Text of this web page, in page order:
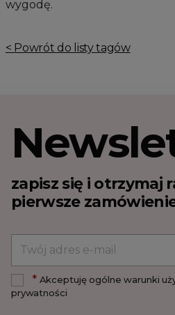
wygodę.
< Powrót do listy tagów
zapisz się i otrzymaj
pierwsze
*Akceptuję ogólne warunki
prywatności